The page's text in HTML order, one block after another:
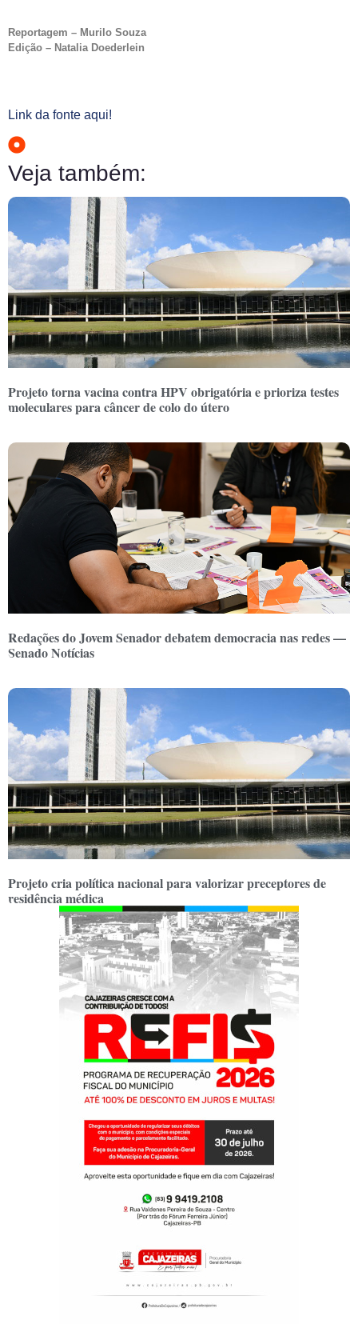
Reportagem – Murilo Souza
Edição – Natalia Doederlein
Link da fonte aqui!
Veja também:
Projeto torna vacina contra HPV obrigatória e prioriza testes
moleculares para câncer de colo do útero
Redações do Jovem Senador debatem democracia nas redes —
Senado Notícias
Projeto cria política nacional para valorizar preceptores de
residência médica